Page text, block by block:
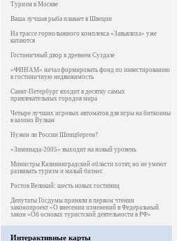
Туризм в Москве
Ваша лучшая рыба плавает в Швеции
На трассе горнолыжного комплекса «Завьялиха» уже
катаются
Гостиничный двор в древнем Суздале
«ФИНАМ» начал формировать фонд по инвестированию
в гостиничную недвижимость
Санкт-Петербург входит в десятку самых
привлекательных городов мира
Четыре лучших игровых автоматов для игры на биткоины
в казино Вулкан
Нужен ли России Шпицберген?
«Зимниада-2005» выходит на новый уровень
Министры Калининградской области хотят, но не умеют
развивать туризм и малый бизнес
Ростов Великий: шесть новых гостиниц
Депутаты Госдумы приняли в первом чтении
законопроект «О внесении изменений в Федеральный
закон «Об основах туристской деятельности в РФ»
Интерактивные карты